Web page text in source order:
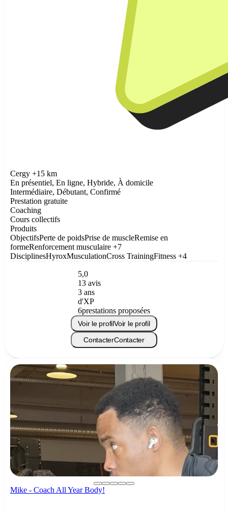
Cergy +15 km
En présentiel, En ligne, Hybride, À domicile
Intermédiaire, Débutant, Confirmé
Prestation gratuite
Coaching
Cours collectifs
Produits
ObjectifsPerte de poidsPrise de muscleRemise en
formeRenforcement musculaire +7
DisciplinesHyroxMusculationCross TrainingFitness +4
5,0
13 avis
3 ans
d'XP
6prestations proposées
Voir le profilVoir le profil
ContacterContacter
Mike - Coach All Year Body!